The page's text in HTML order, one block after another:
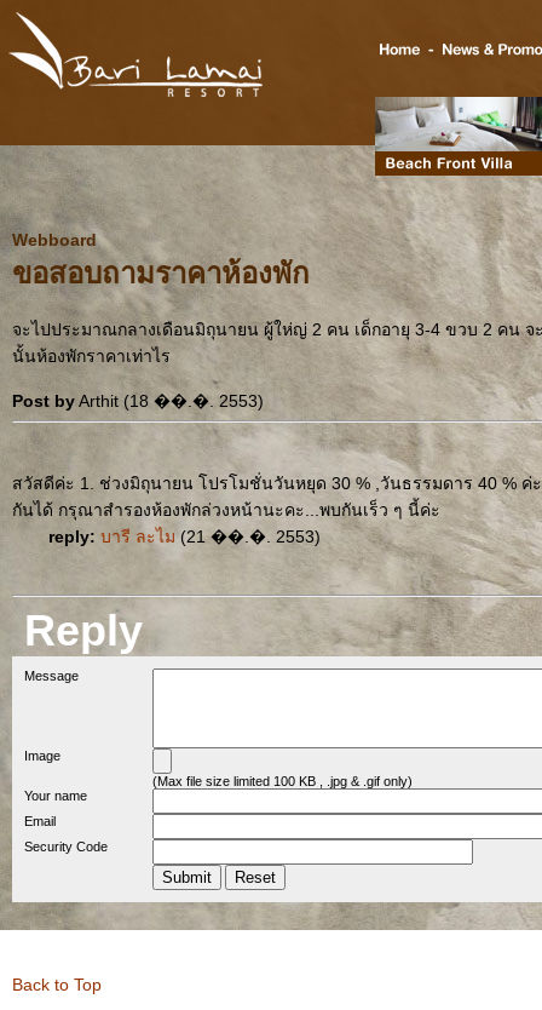
Webboard
ขอสอบถามราคาห้องพัก
จะไปประมาณกลางเดือนมิถุนายน ผู้ให่ญ่ 2 คน เด็กอายุ 3-4 ขวบ 2 คน จ
นั้นห้องพักราคาเท่าไร
Post byArthit (18 ��.�. 2553)
สวัสดีค่ะ 1. ช่วงมิถุนายน โปรโมชั่นวันหยุด 30 % ,วันธรรมดาร 40 %
กันได้ กรุณาสำรองห้องพักล่วงหน้านะคะ...พบกันเร็ว ๆ นี้ค่ะ
reply: บารี ละไม (21 ��.�. 2553)
Reply
Message
Image
(Max file size limited 100 KB , .jpg & .gif only)
Your name
Email
Security Code
Back to Top